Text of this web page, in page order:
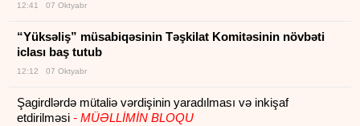
12:41 07 Oktyabr
“Yüksəliş” müsabiqəsinin Təşkilat Komitəsinin növbəti
iclası baş tutub
12:12 07 Oktyabr
Şagirdlərdə mütaliə vərdişinin yaradılması və inkişaf
etdirilməsi- MÜƏLLİMİN BLOQU